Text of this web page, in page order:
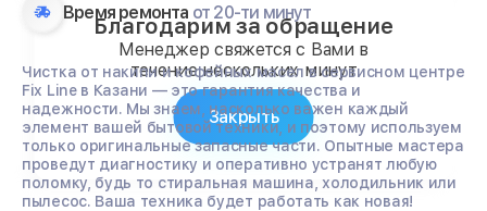
Время ремонта от 20-ти минут
Чистка от накипи и кофейных масел в сервисном центре
Fix Line в Казани — это гарантия качества и
надежности. Мы знаем, насколько важен каждый
элемент вашей бытовой техники, и поэтому используем
только оригинальные запасные части. Опытные мастера
проведут диагностику и оперативно устранят любую
поломку, будь то стиральная машина, холодильник или
пылесос. Ваша техника будет работать как новая!
Благодарим за обращение
Менеджер свяжется с Вами в
течение нескольких минут
Закрыть